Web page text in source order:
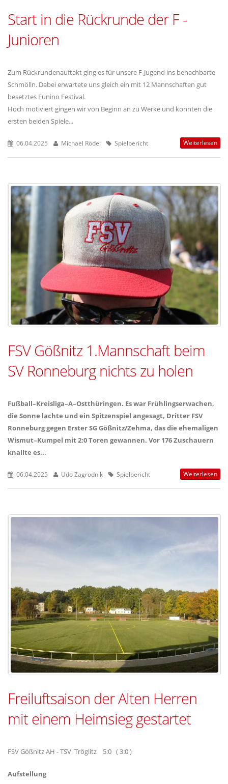
Start in die Rückrunde der F -
Junioren
Zum Rückrundenauftakt ging es für unsere F-Jugend ins benachbarte
Schmölln. Dabei erwartete uns gleich ein mit 12 Mannschaften gut
besetztes Funino Festival.
Hoch motiviert gingen wir von Beginn an zu Werke und konnten die
ersten beiden Spiele...
06.04.2025 Michael Rödel Spielbericht Weiterlesen
FSV Gößnitz 1.Mannschaft beim
SV Ronneburg nichts zu holen
Fußball–Kreisliga–A–Ostthüringen. Es war Frühlingserwachen,
die Sonne lachte und ein Spitzenspiel angesagt, Dritter FSV
Ronneburg gegen Erster SG Gößnitz/Zehma, das die ehemaligen
Wismut–Kumpel mit 2:0 Toren gewannen. Vor 176 Zuschauern
knallte es...
06.04.2025 Udo Zagrodnik Spielbericht Weiterlesen
Freiluftsaison der Alten Herren
mit einem Heimsieg gestartet
FSV Gößnitz AH - TSV Tröglitz 5:0 ( 3:0 )
Aufstellung